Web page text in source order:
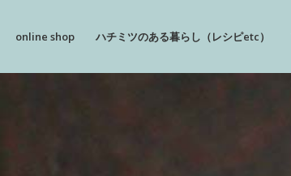
online shop ハチミツのある暮らし（レシピetc）